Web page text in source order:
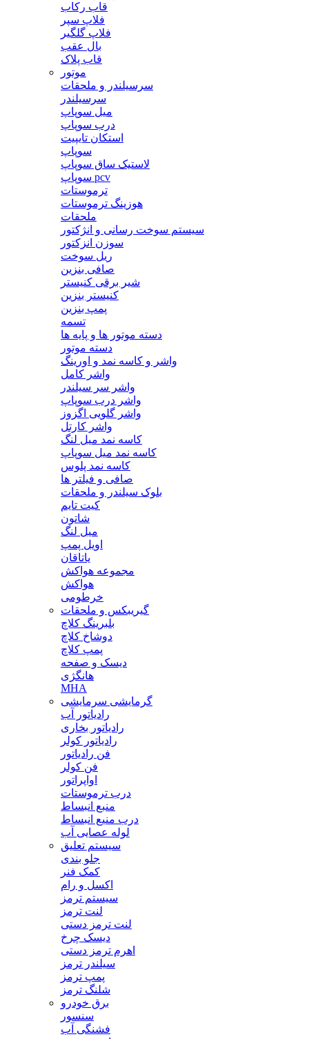
قاب رکاب
فلاپ سپر
فلاپ گلگیر
بال عقب
قاب پلاک
موتور
سرسیلندر و ملحقات
سرسیلندر
میل سوپاپ
درب سوپاپ
استکان تایپیت
سوپاپ
لاستیک ساق سوپاپ
سوپاپ pcv
ترموستات
هوزینگ ترموستات
ملحقات
سیستم سوخت رسانی و انژکتور
سوزن انزکتور
ریل سوخت
صافی بنزین
شیر برقی کنیستر
کنیستر بنزین
پمپ بنزین
تسمه
دسته موتور ها و پایه ها
دسته موتور
واشر و کاسه نمد و اورینگ
واشر کامل
واشر سر سیلندر
واشر درب سوپاپ
واشر گلویی اگزوز
واشر کارتل
کاسه نمد میل لنگ
کاسه نمد میل سوپاپ
کاسه نمد پلوس
صافی و فیلتر ها
بلوک سیلندر و ملحقات
کیت تایم
شاتون
میل لنگ
اویل پمپ
یاتاقان
مجموعه هواکش
هواکش
خرطومی
گیریبکس و ملحقات
بلبرینگ کلاچ
دوشاخ کلاچ
پمپ کلاچ
دیسک و صفحه
هانگژی
MHA
گرمایشی سرمایشی
رادیاتور آب
رادیاتور بخاری
رادیاتور کولر
فن رادیاتور
فن کولر
اواپراتور
درب ترموستات
منبع انبساط
درب منیع انبساط
لوله عصایی آب
سیستم تعلیق
جلو بندی
کمک فنر
اکسل و رام
سیستم ترمز
لنت ترمز
لنت ترمز دستی
دیسک چرخ
اهرم ترمز دستی
سیلندر ترمز
پمپ ترمز
شلنگ ترمز
برق خودرو
سنسور
فشنگی آب